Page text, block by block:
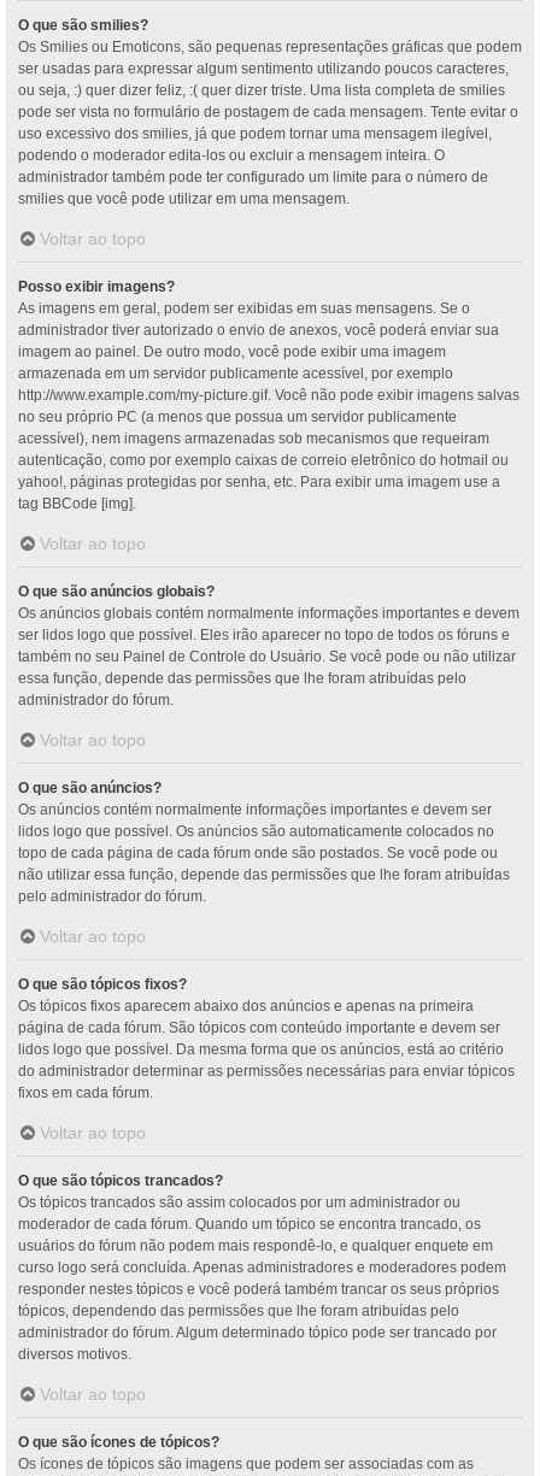
O que são smilies?
Os Smilies ou Emoticons, são pequenas representações gráficas que podem
ser usadas para expressar algum sentimento utilizando poucos caracteres,
ou seja, :) quer dizer feliz, :( quer dizer triste. Uma lista completa de smilies
pode ser vista no formulário de postagem de cada mensagem. Tente evitar o
uso excessivo dos smilies, já que podem tornar uma mensagem ilegível,
podendo o moderador edita-los ou excluir a mensagem inteira. O
administrador também pode ter configurado um limite para o número de
smilies que você pode utilizar em uma mensagem.
Voltar ao topo
Posso exibir imagens?
As imagens em geral, podem ser exibidas em suas mensagens. Se o
administrador tiver autorizado o envio de anexos, você poderá enviar sua
imagem ao painel. De outro modo, você pode exibir uma imagem
armazenada em um servidor publicamente acessível, por exemplo
http://www.example.com/my-picture.gif. Você não pode exibir imagens salvas
no seu próprio PC (a menos que possua um servidor publicamente
acessível), nem imagens armazenadas sob mecanismos que requeiram
autenticação, como por exemplo caixas de correio eletrônico do hotmail ou
yahoo!, páginas protegidas por senha, etc. Para exibir uma imagem use a
tag BBCode [img].
Voltar ao topo
O que são anúncios globais?
Os anúncios globais contém normalmente informações importantes e devem
ser lidos logo que possível. Eles irão aparecer no topo de todos os fóruns e
também no seu Painel de Controle do Usuário. Se você pode ou não utilizar
essa função, depende das permissões que lhe foram atribuídas pelo
administrador do fórum.
Voltar ao topo
O que são anúncios?
Os anúncios contém normalmente informações importantes e devem ser
lidos logo que possível. Os anúncios são automaticamente colocados no
topo de cada página de cada fórum onde são postados. Se você pode ou
não utilizar essa função, depende das permissões que lhe foram atribuídas
pelo administrador do fórum.
Voltar ao topo
O que são tópicos fixos?
Os tópicos fixos aparecem abaixo dos anúncios e apenas na primeira
página de cada fórum. São tópicos com conteúdo importante e devem ser
lidos logo que possível. Da mesma forma que os anúncios, está ao critério
do administrador determinar as permissões necessárias para enviar tópicos
fixos em cada fórum.
Voltar ao topo
O que são tópicos trancados?
Os tópicos trancados são assim colocados por um administrador ou
moderador de cada fórum. Quando um tópico se encontra trancado, os
usuários do fórum não podem mais respondê-lo, e qualquer enquete em
curso logo será concluída. Apenas administradores e moderadores podem
responder nestes tópicos e você poderá também trancar os seus próprios
tópicos, dependendo das permissões que lhe foram atribuídas pelo
administrador do fórum. Algum determinado tópico pode ser trancado por
diversos motivos.
Voltar ao topo
O que são ícones de tópicos?
Os ícones de tópicos são imagens que podem ser associadas com as